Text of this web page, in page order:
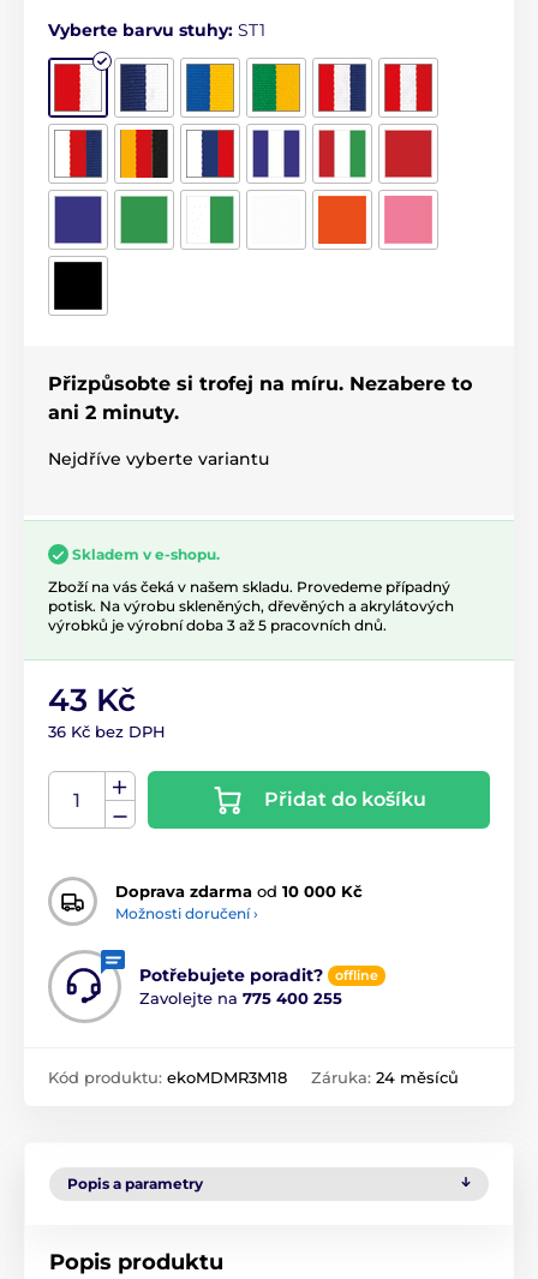
Vyberte barvu stuhy: ST1
Přizpůsobte si trofej na míru. Nezabere to
ani 2 minuty.
Nejdříve vyberte variantu
Skladem v e-shopu.
Zboží na vás čeká v našem skladu. Provedeme případný
potisk. Na výrobu skleněných, dřevěných a akrylátových
výrobků je výrobní doba 3 až 5 pracovních dnů.
43 Kč
36 Kč bez DPH
Přidat do košíku
Doprava zdarma od 10 000 Kč
Možnosti doručení ›
Potřebujete poradit? offline
Zavolejte na 775 400 255
Kód produktu: ekoMDMR3M18 Záruka: 24 měsíců
Popis a parametry
Popis produktu